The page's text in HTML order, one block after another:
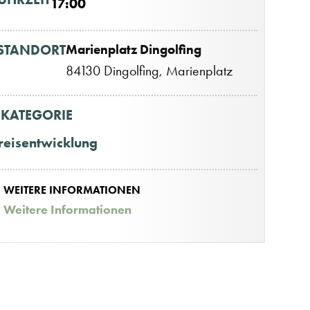
17:00
Marienplatz Dingolfing
84130 Dingolfing, Marienplatz
KATEGORIE
WEITERE INFORMATIONEN
Weitere Informationen